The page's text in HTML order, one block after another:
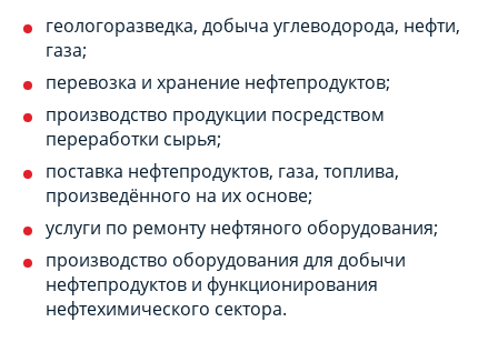
геологоразведка, добыча углеводорода, нефти,
газа;
перевозка и хранение нефтепродуктов;
производство продукции посредством
переработки сырья;
поставка нефтепродуктов, газа, топлива,
произведённого на их основе;
услуги по ремонту нефтяного оборудования;
производство оборудования для добычи
нефтепродуктов и функционирования
нефтехимического сектора.